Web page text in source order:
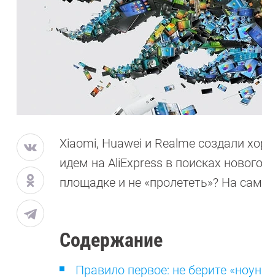
Xiaomi, Huawei и Realme создали
идем на AliExpress в поисках
площадке и не «пролететь»? На
Содержание
Правило первое: не берите